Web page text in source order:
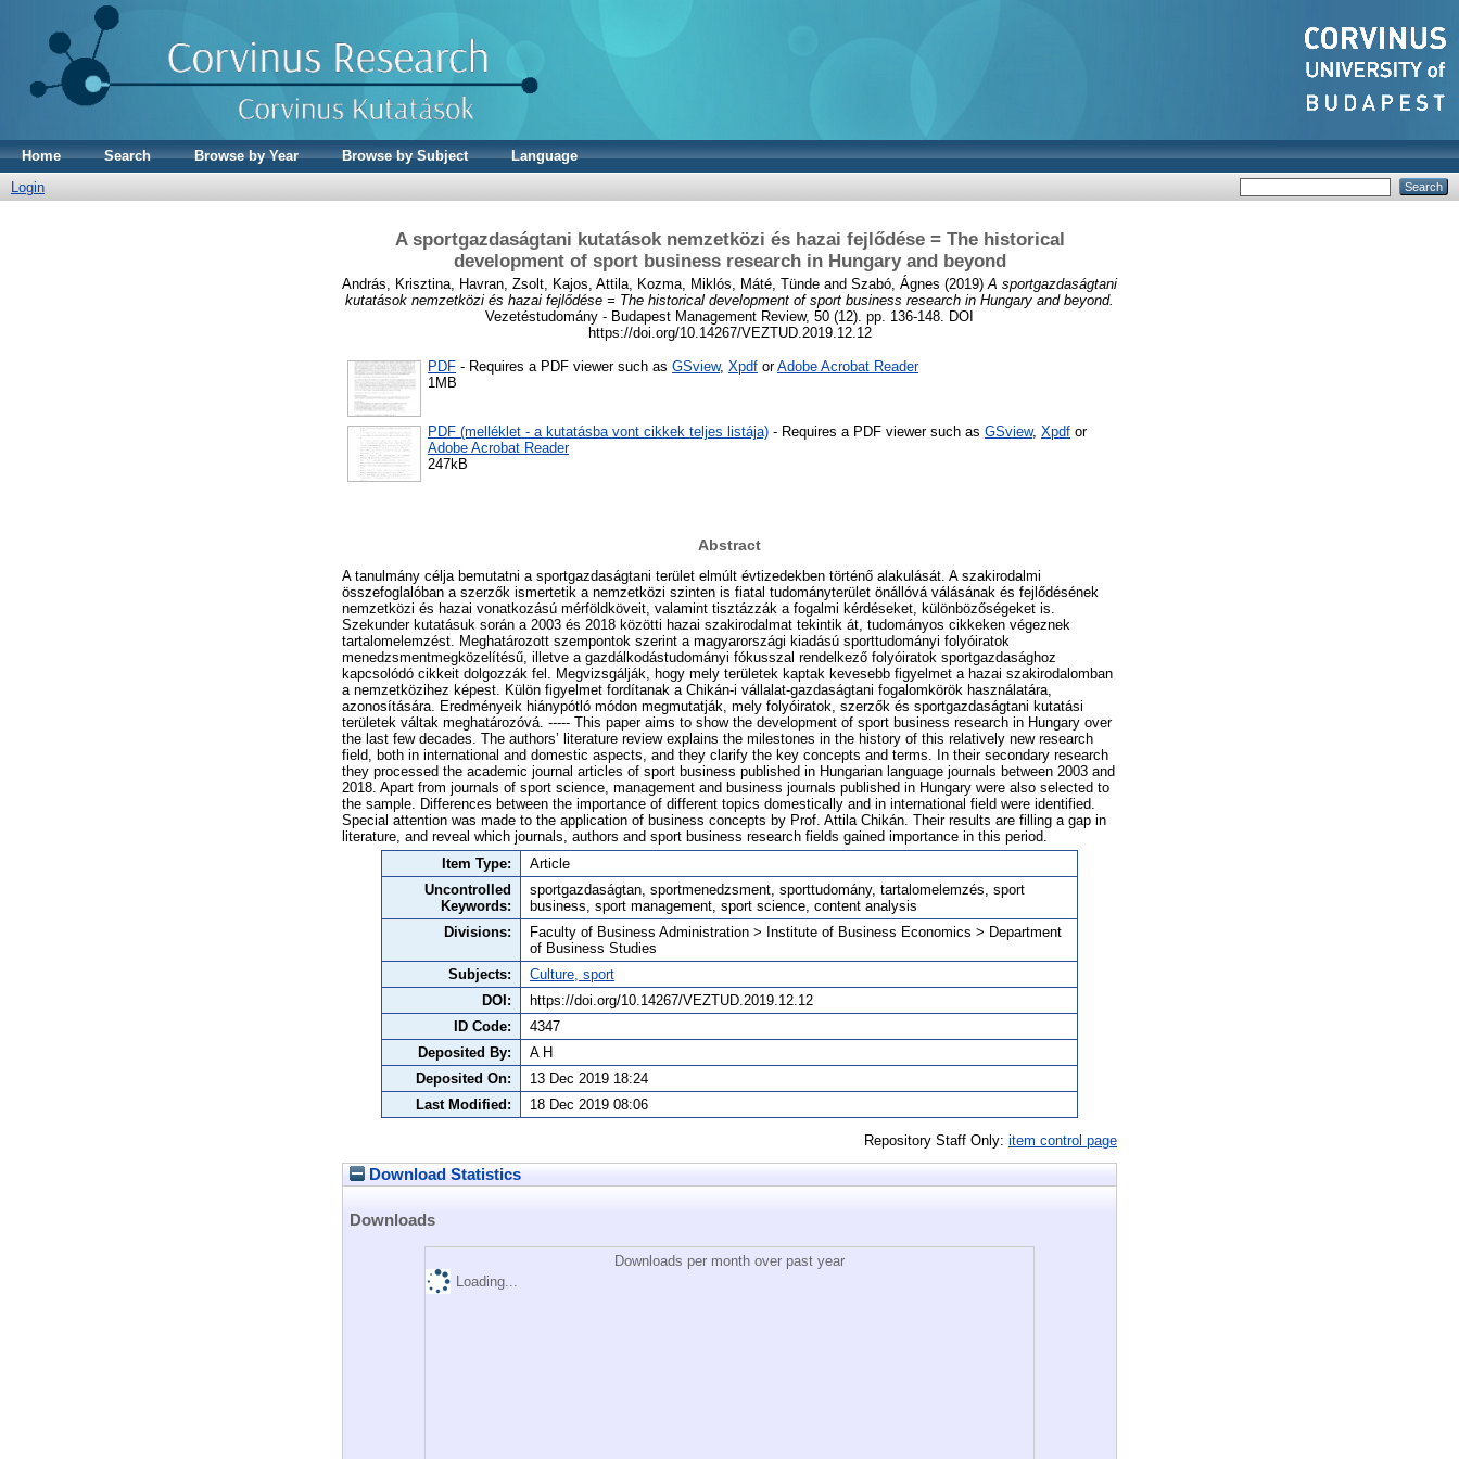
Home Search Browse by Year Browse by Subject
Language
Login
A sportgazdaságtani kutatások nemzetközi és hazai fejlődése = The historical
development of sport business research in Hungary and beyond
András, Krisztina Havran, Zsolt Kajos, Attila Kozma, Miklós Máté, Tünde and Szabó, Ágnes (2019) A sportgazdaságtani
kutatások nemzetközi és hazai fejlődése = The historical development of sport business research in Hungary and beyond.
Vezetéstudomány - Budapest Management Review, 50 (12). pp. 136-148. DOI
https://doi.org/10.14267/VEZTUD.2019.12.12
PDF - Requires a PDF viewer such as GSview, Xpdf orAdobe Acrobat Reader
1MB
PDF (melléklet - a kutatásba vont cikkek teljes listája) - Requires a PDF viewer such as GSview, Xpdf or
Adobe Acrobat Reader
247kB
Abstract
A tanulmány célja bemutatni a sportgazdaságtani terület elmúlt évtizedekben történő alakulását. A szakirodalmi
összefoglalóban a szerzők ismertetik a nemzetközi szinten is fiatal tudományterület önállóvá válásának és fejlődésének
nemzetközi és hazai vonatkozású mérföldköveit, valamint tisztázzák a fogalmi kérdéseket, különbözőségeket is.
Szekunder kutatásuk során a 2003 és 2018 közötti hazai szakirodalmat tekintik át, tudományos cikkeken végeznek
tartalomelemzést. Meghatározott szempontok szerint a magyarországi kiadású sporttudományi folyóiratok
menedzsmentmegközelítésű, illetve a gazdálkodástudományi fókusszal rendelkező folyóiratok sportgazdasághoz
kapcsolódó cikkeit dolgozzák fel. Megvizsgálják, hogy mely területek kaptak kevesebb figyelmet a hazai szakirodalomban
a nemzetközihez képest. Külön figyelmet fordítanak a Chikán-i vállalat-gazdaságtani fogalomkörök használatára,
azonosítására. Eredményeik hiánypótló módon megmutatják, mely folyóiratok, szerzők és sportgazdaságtani kutatási
területek váltak meghatározóvá. ----- This paper aims to show the development of sport business research in Hungary over
the last few decades. The authors’ literature review explains the milestones in the history of this relatively new research
field, both in international and domestic aspects, and they clarify the key concepts and terms. In their secondary research
they processed the academic journal articles of sport business published in Hungarian language journals between 2003 and
2018. Apart from journals of sport science, management and business journals published in Hungary were also selected to
the sample. Differences between the importance of different topics domestically and in international field were identified.
Special attention was made to the application of business concepts by Prof. Attila Chikán. Their results are filling a gap in
literature, and reveal which journals, authors and sport business research fields gained importance in this period.
Item Type:
Article
Uncontrolled
Keywords:
sportgazdaságtan, sportmenedzsment, sporttudomány, tartalomelemzés, sport
business, sport management, sport science, content analysis
Divisions:
Faculty of Business Administration > Institute of Business Economics > Department
of Business Studies
Subjects:
Culture, sport
DOI:
https://doi.org/10.14267/VEZTUD.2019.12.12
ID Code:
4347
Deposited By:
A H
Deposited On:
13 Dec 2019 18:24
Last Modified:
18 Dec 2019 08:06
Repository Staff Only: item control page
Download Statistics
Downloads
Downloads per month over past year
Loading...